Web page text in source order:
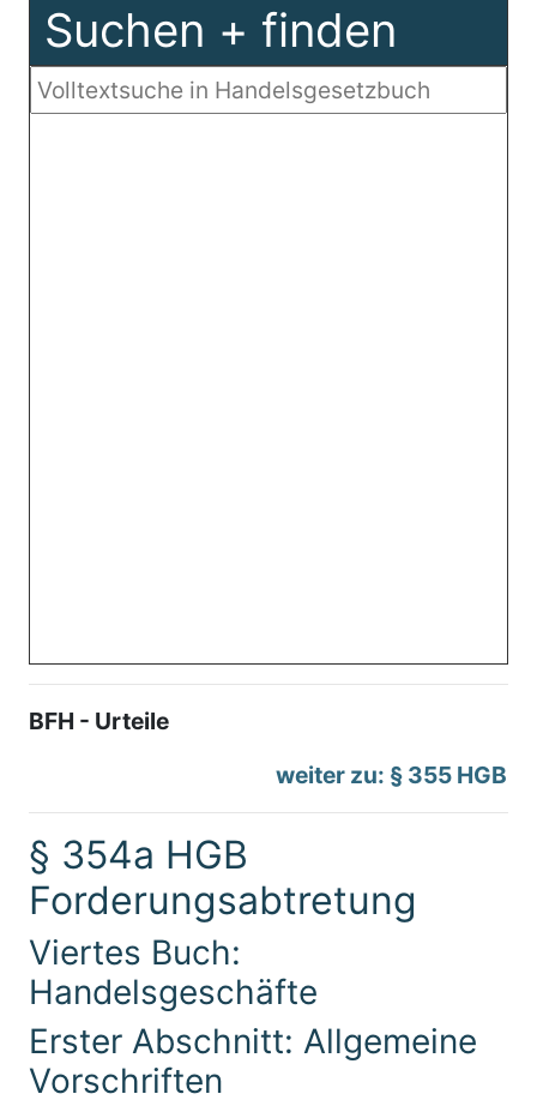
Suchen + finden
BFH - Urteile
weiter zu: § 355 HGB
§ 354a HGB
Forderungsabtretung
Viertes Buch:
Handelsgeschäfte
Erster Abschnitt: Allgemeine
Vorschriften